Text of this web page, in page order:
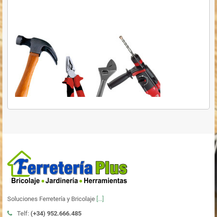
Soluciones Ferretería y Bricolaje [...]
Telf: (+34) 952.666.485